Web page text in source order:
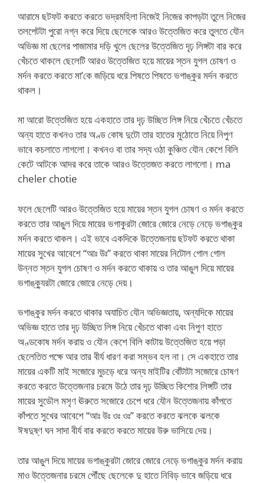
আরামে ছটফট করতে করতে ভদ্রমহিলা নিজেই নিজের কাপড়টা তুলে নিজের
তলপেটটা পুরো নগ্ন করে দিয়ে ছেলেকে আরও উত্তেজিত করে তুলতে যৌন
অভিজ্ঞ মা ছেলের পাজামার দড়ি খুলে ছেলের উত্তেজিত দৃঢ় লিঙ্গটা বার করে
খেঁচতে থাকলে ছেলেটি আরও উত্তেজিত হয়ে মায়ের স্তন যুগল চোষণ ও
মর্দন করতে করতে মা’কে জড়িয়ে ধরে পিষতে পিষতে ভগাঙ্কুর মর্দন করতে
থাকল।
মা আরো উত্তেজিত হয়ে একহাতে তার দৃঢ় উচ্ছিত লিঙ্গ নিয়ে খেঁচতে খেঁচতে
অন্য হাতে কখনও তার অণ্ড কোষ দুটো তার হাতের মুঠোতে নিয়ে নিপুণ
ভাবে কচলাতে লাগলো। কখনও বা তার সদ্য ওঠা কুঞ্চিত যৌন কেশে বিলি
কেটে আটকে আদর করে তাকে আরও উত্তেজত করতে লাগলো। ma
cheler chotie
ফলে ছেলেটি আরও উত্তেজিত হয়ে মায়ের স্তন যুগল চোষণ ও মর্দন করতে
করতে তার আঙুল দিয়ে মায়ের ভগাকুরটা জোরে জোরে নেড়ে নেড়ে ভগাঙ্কুর
মর্দন করতে থাকল। এই ভাবে একদিকে উত্তেজনায় ছটফট করতে থাকা
মায়ের সুখের আবেশে “আঃ উঃ” করতে থাকা মায়ের নিটোল গোল গোল
উন্নত স্তন যুগল চোষণ ও মর্দন করতে থাকায় ও তার আঙুল দিয়ে মায়ের
ভগাঙ্ক্যুরটা জোরে জোরে নেড়ে দেয়।
ভগাঙ্কুর মর্দন করতে থাকার অযাচিত যৌন অভিজ্ঞতায়, অন্যদিকে মায়ের
অভিজ্ঞ হাতে তার দৃঢ় উচ্ছিত লিঙ্গ নিয়ে খেঁচতে থাকা এবং নিপুণ হাতে
অণ্ডকোষ মর্দন করায় ও যৌন কেশে বিলি কাটায় উত্তেজিত হয়ে পড়া
ছেলেতিত পক্ষে আর তার বীর্য ধারণ করা সম্ভব হল না। সে একহাতে তার
মায়ের একটি মাই সজোরে মুচড়ে ধরে অন্য মাইটির বোঁটাটা সজোরে চোষণ
করতে করতে উত্তেজনার চরমে উঠে তার দৃঢ় উচ্ছিত কিশোর লিঙ্গটি তার
মায়ের সুডৌল মসৃণ ঊরুতে সজোরে চেপে ধরে যৌন উত্তেজনায় কাঁপতে
কাঁপতে সুখের আবেশে “আঃ উঃ ওঃ ওঃ” করতে করতে ঝলকে ঝলকে
ঈষদুষ্ণ ঘন সাদা বীর্য বার করতে করতে মায়ের উরু ভাসিয়ে দেয়।
তার আঙুল দিয়ে মায়ের ভগাঙ্কুরটা জোরে জোরে নেড়ে ভগাঙ্কুর মর্দন করায়
মাও উত্তেজনার চরমে পৌঁছে ছেলেকে দু হাতে নিবিড় ভাবে জড়িয়ে ধরে